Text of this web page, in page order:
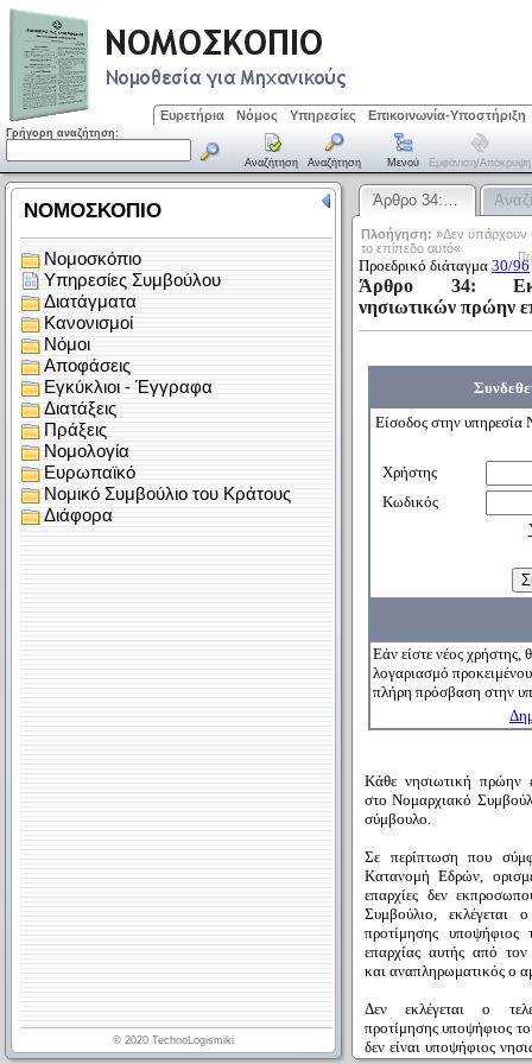
Ευρετήρια Νόμος Υπηρεσίες Επικοινωνία-Υποστήριξη
Γρήγορη αναζήτηση:
Αναζήτηση Αναζήτηση Μενού Εμφάνιση/απόκρυψη
Άρθρο 34:…